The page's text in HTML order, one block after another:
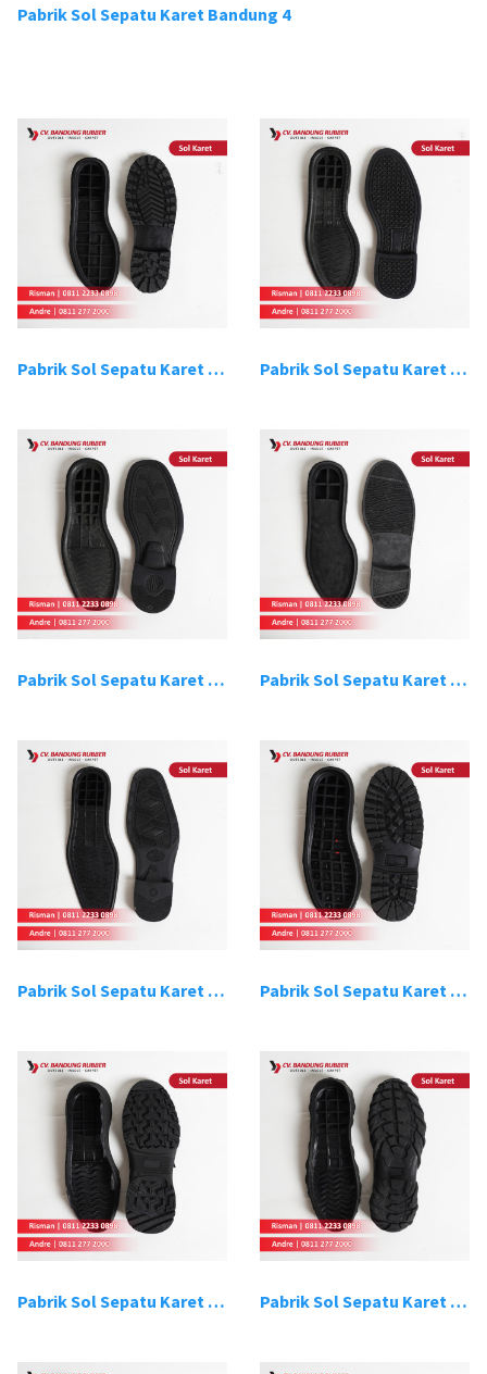
Pabrik Sol Sepatu Karet Bandung 4
Pabrik Sol Sepatu Karet Bandung 1 Pabrik Sol Sepatu Karet Bandung 2
Pabrik Sol Sepatu Karet Bandung 3 Pabrik Sol Sepatu Karet Bandung 4
Pabrik Sol Sepatu Karet Bandung 5 Pabrik Sol Sepatu Karet Bandung 6
Pabrik Sol Sepatu Karet Bandung 7 Pabrik Sol Sepatu Karet Bandung 8